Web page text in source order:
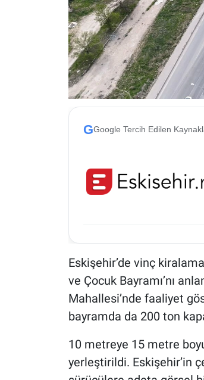
GGoogle Tercih Edilen
Eskişehir’de vinç
ve Çocuk Bayramı’nı
Mahallesi’nde faaliyet
bayramda da 200 ton
10 metreye 15 metre
yerleştirildi. Eskişehir’in
Eskişehir Tramvay Saatleri
Eskişehir Otobüs Saatleri